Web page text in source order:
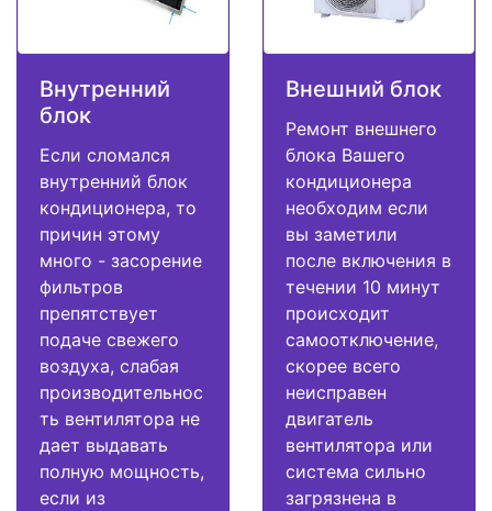
Внутренний
блок
Если сломался
внутренний блок
кондиционера, то
причин этому
много - засорение
фильтров
препятствует
подаче свежего
воздуха, слабая
производительнос
ть вентилятора не
дает выдавать
полную мощность,
если из
Внешний блок
Ремонт внешнего
блока Вашего
кондиционера
необходим если
вы заметили
после включения в
течении 10 минут
происходит
самоотключение,
скорее всего
неисправен
двигатель
вентилятора или
система сильно
загрязнена в